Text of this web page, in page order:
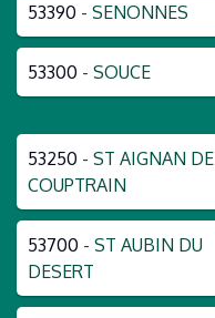
53390 - SENONNES
53300 - SOUCE
53250 - ST AIGNAN DE
COUPTRAIN
53700 - ST AUBIN DU
DESERT